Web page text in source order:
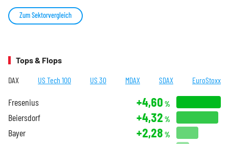
Zum Sektorvergleich
Tops & Flops
DAX US Tech 100 US 30 MDAX SDAX EuroStoxx
Fresenius +4,60 %
Beiersdorf +4,32 %
Bayer +2,28 %